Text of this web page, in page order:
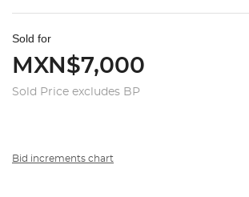
Sold for
MXN$7,000
Sold Price excludes BP
Bid increments chart